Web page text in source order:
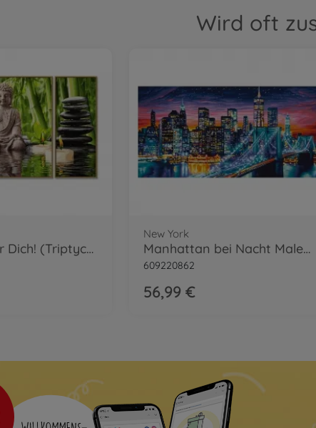
Wird oft
SPA - Zeit für Dich! (Triptychon) Malen nach Zahlen
New York
Manhattan bei Nacht Malen nach Zahlen
609220862
56,99 €